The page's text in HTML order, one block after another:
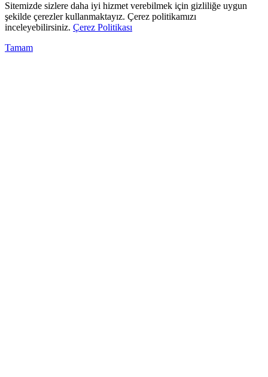
Sitemizde sizlere daha iyi hizmet verebilmek için gizliliğe uygun
şekilde çerezler kullanmaktayız. Çerez politikamızı
inceleyebilirsiniz. Çerez Politikası
Tamam